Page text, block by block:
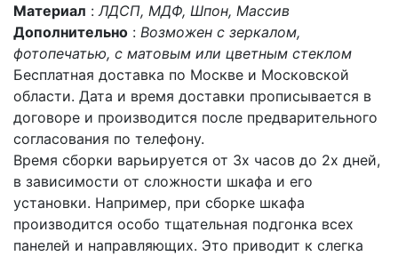
Материал :ЛДСП, МДФ, Шпон, Массив
Дополнительно : Возможен с зеркалом,
фотопечатью, с матовым или цветным стеклом
Бесплатная доставка по Москве и Московской
области. Дата и время доставки прописывается в
договоре и производится после предварительного
согласования по телефону.
Время сборки варьируется от 3х часов до 2х дней,
в зависимости от сложности шкафа и его
установки. Например, при сборке шкафа
производится особо тщательная подгонка всех
панелей и направляющих. Это приводит к слегка